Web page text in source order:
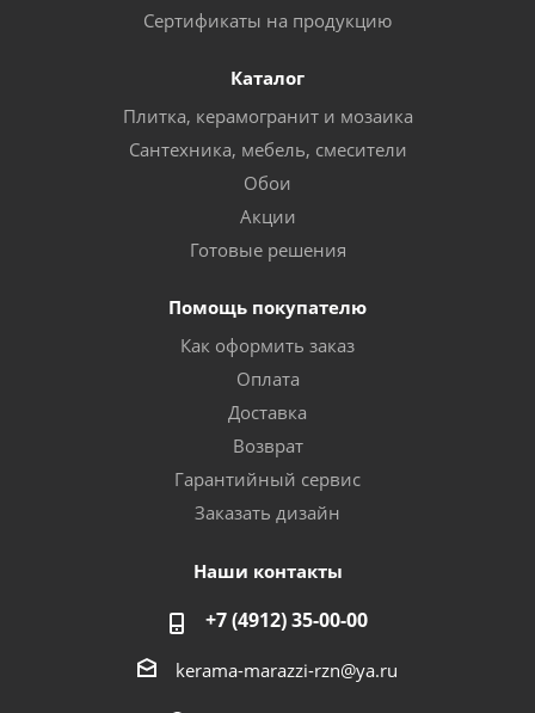
Сертификаты на продукцию
Каталог
Плитка, керамогранит и мозаика
Сантехника, мебель, смесители
Обои
Акции
Готовые решения
Помощь покупателю
Как оформить заказ
Оплата
Доставка
Возврат
Гарантийный сервис
Заказать дизайн
Наши контакты
+7 (4912) 35-00-00
kerama-marazzi-rzn@ya.ru